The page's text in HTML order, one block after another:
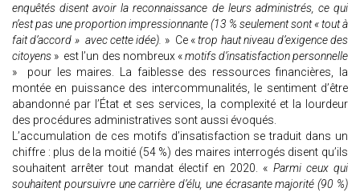
enquêtés disent avoir la reconnaissance de leurs administrés, ce qui
n’est pas une proportion impressionnante (13 % seulement sont « tout à
fait d’accord » avec cette idée). » Ce «trop haut niveau d’exigence des
citoyens » est l’un des nombreux «motifs d’insatisfaction personnelle
» pour les maires. La faiblesse des ressources financières, la
montée en puissance des intercommunalités, le sentiment d’être
abandonné par l’État et ses services, la complexité et la lourdeur
des procédures administratives sont aussi évoqués.
L’accumulation de ces motifs d’insatisfaction se traduit dans un
chiffre : plus de la moitié (54 %) des maires interrogés disent qu’ils
souhaitent arrêter tout mandat électif en 2020. « Parmi ceux qui
souhaitent poursuivre une carrière d’élu, une écrasante majorité (90 %)